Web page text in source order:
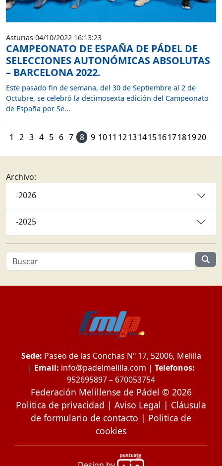
Asturias 04/10/2022 16:13:23
CAMPEONATO DE ESPAÑA DE PÁDEL DE
SELECCIONES AUTONÓMICAS ABSOLUTAS
– BARCELONA 2022.
Este pasado fin de semana, del 30 de Septiembre al 2 de
Octubre, se celebró la decimosexta edición del Campeonato
de España por Se...
1 2 3 4 5 6 7 8 9 1011 121314151617181920
Archivo:
-2026
-2025
Sede: Paseo de las Conchas Nº 17, 52006, Melilla
| Email: info@padelmelilla.com | Telefonos:
952695897 – 670053754
Federación Melillense de Pádel © 2026
Politica de privacidad | Aviso Legal | Cláusula
de formulario de contacto | Politica de
cookies